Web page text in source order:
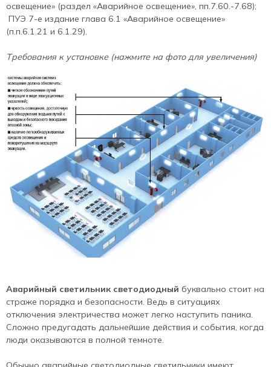
освещение» (раздел «Аварийное освещение», пп.7.60.-7.68);
ПУЭ 7-е издание глава 6.1 «Аварийное освещение»
(п.п.6.1.21 и 6.1.29).
Требования к установке (нажмите на фото для увеличения)
Аварийный светильник светодиодный буквально стоит на
страже порядка и безопасности. Ведь в ситуациях
отключения электричества может легко наступить паника.
Сложно предугадать дальнейшие действия и события, когда
люди оказываются в полной темноте.